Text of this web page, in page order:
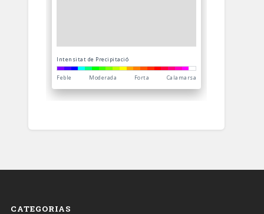
CATEGORIAS